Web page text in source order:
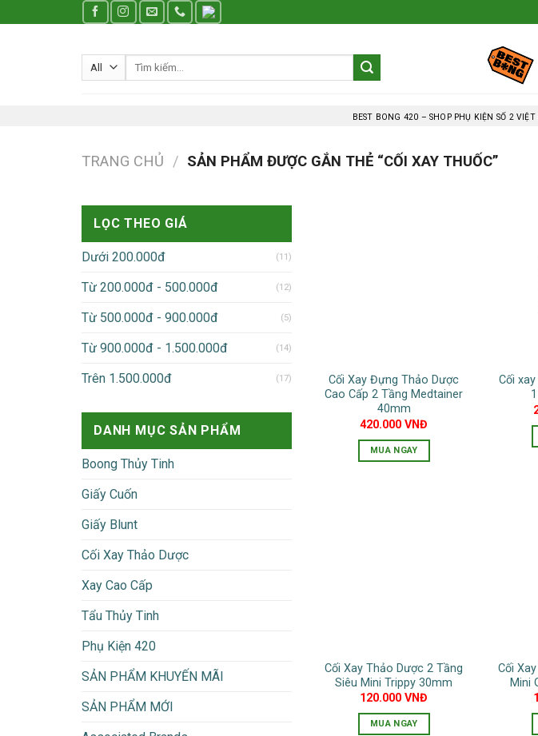
to
Tìm
BEST BONG 420 – SHOP PHỤ KIỆN SỐ 2 VIỆT
TRANG CHỦ / SẢN PHẨM ĐƯỢC GẮN THẺ “CỐI XAY THUỐC”
LỌC THEO GIÁ
Dưới 200.000đ (11)
Từ 200.000đ - 500.000đ (12)
Từ 500.000đ - 900.000đ (5)
Từ 900.000đ - 1.500.000đ (14)
Trên 1.500.000đ (17)
DANH MỤC SẢN PHẨM
Boong Thủy Tinh
Giấy Cuốn
Giấy Blunt
Cối Xay Thảo Dược
Xay Cao Cấp
Tẩu Thủy Tinh
Phụ Kiện 420
SẢN PHẨM KHUYẾN MÃI
SẢN PHẨM MỚI
Cối Xay Đựng Thảo Dược
Cao Cấp 2 Tầng Medtainer
40mm
420.000VNĐ
MUA NGAY
Cối
Cối Xay Thảo Dược 2 Tầng
Siêu Mini Trippy 30mm
120.000VNĐ
MUA NGAY
Cối
Mini